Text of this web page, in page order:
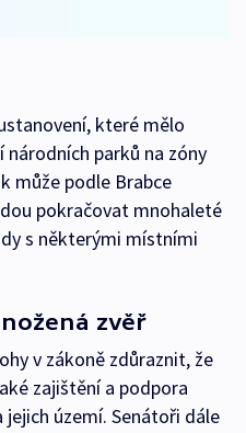
které mělo
parků na zóny
může podle Brabce
pokračovat mnohaleté
s některými místními
zvěř
v zákoně zdůraznit, že
zajištění a podpora
území. Senátoři dále